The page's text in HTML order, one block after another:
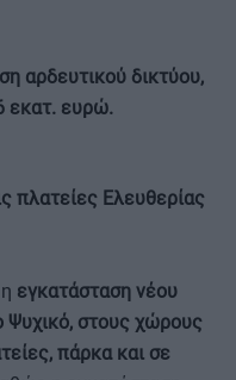
αρδευτικού δικτύου,
εκατ. ευρώ.
πλατείες Ελευθερίας
εγκατάσταση νέου
Ψυχικό, στους χώρους
πάρκα και σε